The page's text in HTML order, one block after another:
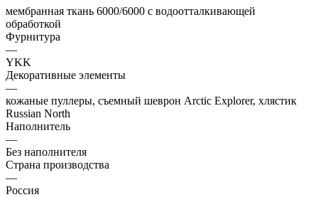
мембранная ткань 6000/6000 с водоотталкивающей
обработкой
Фурнитура
—
YKK
Декоративные элементы
—
кожаные пуллеры, съемный шеврон Arctic Explorer, хлястик
Russian North
Наполнитель
—
Без наполнителя
Страна производства
—
Россия